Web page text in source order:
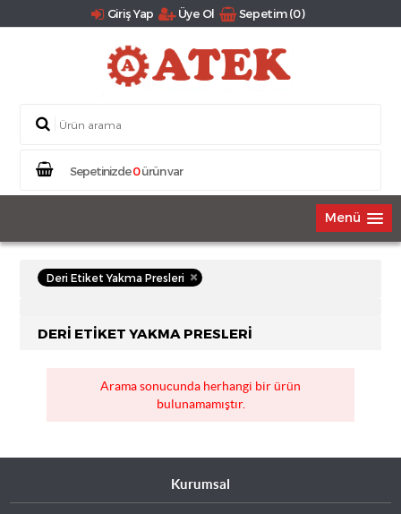
Giriş Yap Üye Ol Sepetim (0)
Sepetinizde0ürün var
Menü
Deri Etiket Yakma Presleri
DERI ETIKET YAKMA PRESLERI
Arama sonucunda herhangi bir ürün
bulunamamıştır.
Kurumsal